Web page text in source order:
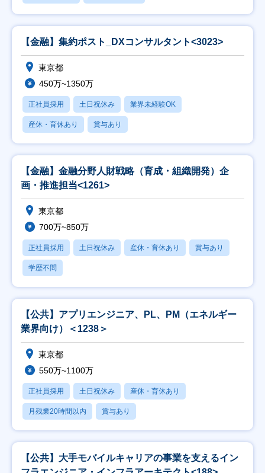
【金融】集約ポスト_DXコンサルタント<3023>
東京都
450万~1350万
正社員採用 土日祝休み 業界未経験OK
産休・育休あり 賞与あり
【金融】金融分野人財戦略（育成・組織開発）企
画・推進担当<1261>
東京都
700万~850万
正社員採用 土日祝休み 産休・育休あり 賞与あり
学歴不問
【公共】アプリエンジニア、PL、PM（エネルギー
業界向け）＜1238＞
東京都
550万~1100万
正社員採用 土日祝休み 産休・育休あり
月残業20時間以内 賞与あり
【公共】大手モバイルキャリアの事業を支えるイン